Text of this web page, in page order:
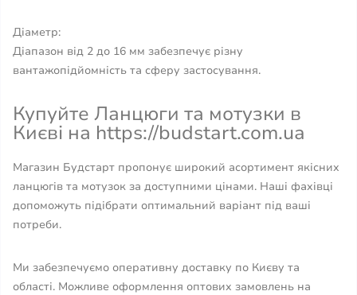
Діаметр:
Діапазон від 2 до 16 мм забезпечує різну
вантажопідйомність та сферу застосування.
Купуйте Ланцюги та мотузки в
Києві на https://budstart.com.ua
Магазин Будстарт пропонує широкий асортимент якісних
ланцюгів та мотузок за доступними цінами. Наші фахівці
допоможуть підібрати оптимальний варіант під ваші
потреби.
Ми забезпечуємо оперативну доставку по Києву та
області. Можливе оформлення оптових замовлень на